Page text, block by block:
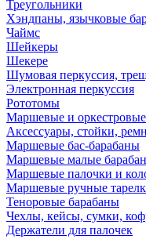
Треугольники
Хэндпаны, язычковые
Чаймс
Шейкеры
Шекере
Шумовая перкуссия,
Электронная перкуссия
Рототомы
Маршевые и
Аксессуары, стойки,
Маршевые бас-барабаны
Маршевые малые
Маршевые палочки и
Маршевые ручные
Теноровые барабаны
Чехлы, кейсы, сумки,
Держатели для палочек